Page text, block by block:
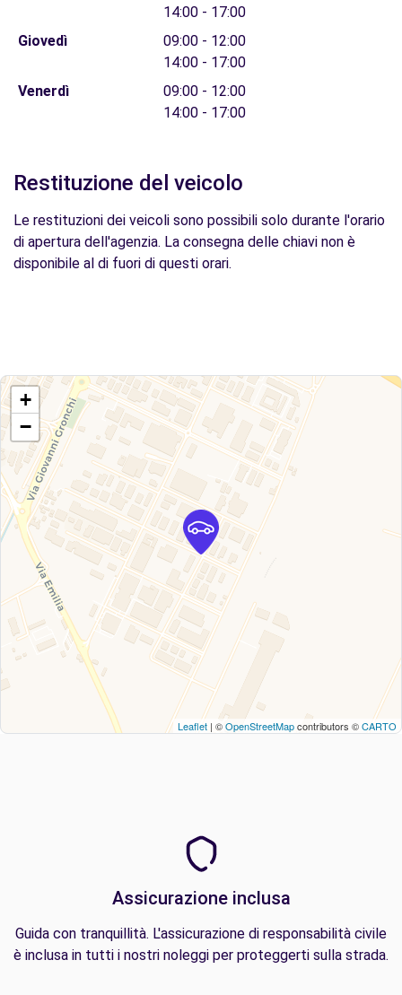
14:00 - 17:00
Giovedì
09:00 - 12:00
14:00 - 17:00
Venerdì
09:00 - 12:00
14:00 - 17:00
Restituzione del veicolo
Le restituzioni dei veicoli sono possibili solo durante l'orario
di apertura dell'agenzia. La consegna delle chiavi non è
disponibile al di fuori di questi orari.
+
−
Leaflet | ©OpenStreetMapcontributors ©CARTO
Assicurazione inclusa
Guida con tranquillità. L'assicurazione di responsabilità civile
è inclusa in tutti i nostri noleggi per proteggerti sulla strada.